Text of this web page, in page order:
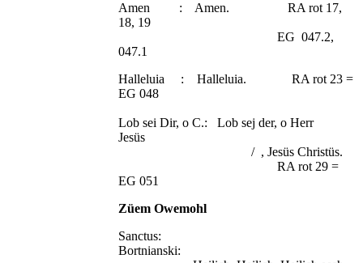
Amen : Amen. RA rot 17,
18, 19
EG 047.2,
047.1
Halleluia : Halleluia. RA rot 23 =
EG 048
Lob sei Dir, o C.: Lob sej der, o Herr
Jesüs
/ , Jesüs Christüs.
RA rot 29 =
EG 051
Züem Owemohl
Sanctus: